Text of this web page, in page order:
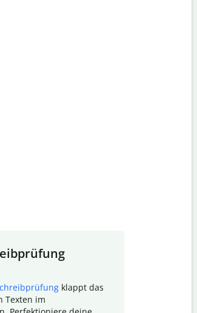
klappt das
Texten im